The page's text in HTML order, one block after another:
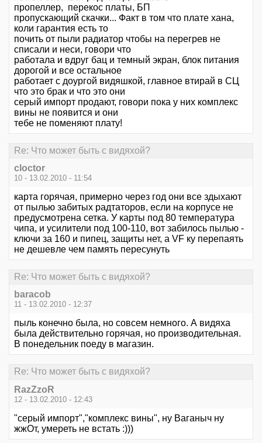
пропеллер, перекос платы, БП
пропускающий скачки... Факт в том что плате хана,
коли гарантия есть то
почить от пыли радиатор чтобы на перегрев не
списали и неси, говори что
работала и вдруг бац и темный экран, блок питания
дорогой и все остальное
работает с доургой видяшкой, главное втирай в СЦ
что это брак и что это они
серый импорт продают, говори пока у них комплекс
вины не появится и они
тебе не поменяют плату!
Re: Что может быть с видяхой?
cloctor
10 - 13.02.2010 - 11:54
карта горячая, примерно через год они все здыхают
от пылью забитых радтаторов, если на корпусе не
предусмотрена сетка. У карты под 80 температура
чипа, и усилители под 100-110, вот забилось пылью -
ключи за 160 и пипец, защиты нет, а VF ку перепаять
не дешевле чем память пересунуть
Re: Что может быть с видяхой?
baracob
11 - 13.02.2010 - 12:37
пыль конечно была, но совсем немного. А видяха
была действительно горячая, но производительная.
В понедельник поеду в магазин.
Re: Что может быть с видяхой?
RazZzoR
12 - 13.02.2010 - 12:43
"серый импорт","комплекс вины", ну Ваганыч ну
жжОт, умереть не встать :)))